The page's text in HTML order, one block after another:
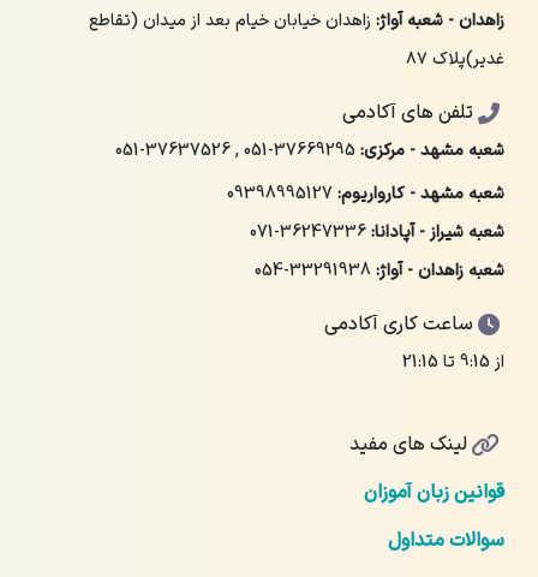
زاهدان - شعبه آواژ: زاهدان خیابان خیام بعد از میدان (تقاطع
غدیر)پلاک ۸۷
تلفن های آکادمی
شعبه مشهد - مرکزی: 051-37669295
,
051-37637526
شعبه مشهد - کارواریوم:09398995127
شعبه شیراز - آپادانا:071-36247336
شعبه زاهدان - آواژ:054-33291938
ساعت کاری آکادمی
از 9:15 تا 21:15
لینک های مفید
قوانین زبان آموزان
سوالات متداول